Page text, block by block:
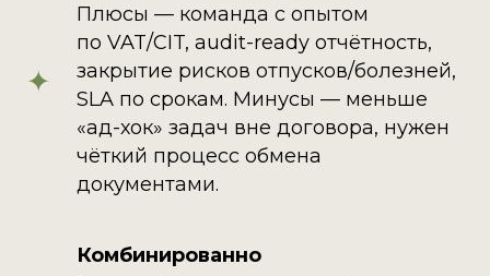
Плюсы — команда с опытом
по VAT/CIT, audit-ready отчётность,
закрытие рисков отпусков/болезней,
SLA по срокам. Минусы — меньше
«ад-хок» задач вне договора, нужен
чёткий процесс обмена
документами.
Комбинированно